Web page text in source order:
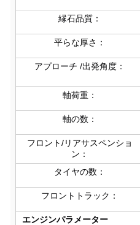
縁石品質：
平らな厚さ：
アプローチ /出発角度：
軸荷重：
軸の数：
フロント/リアサスペンショ
ン：
タイヤの数：
フロントトラック：
エンジンパラメーター